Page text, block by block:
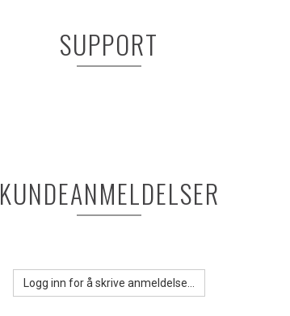
SUPPORT
KUNDEANMELDELSER
Logg inn for å skrive anmeldelse...